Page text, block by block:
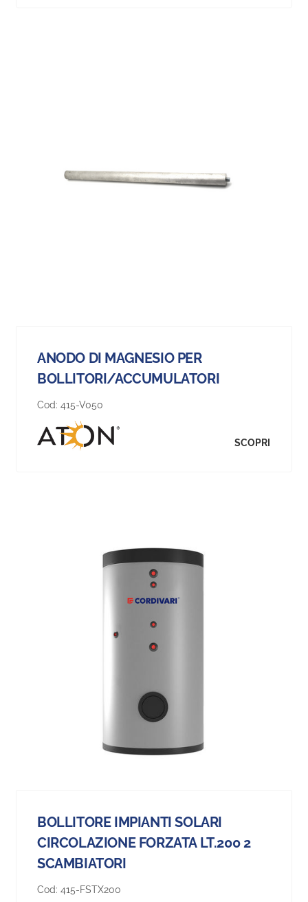
ANODO DI MAGNESIO PER
BOLLITORI/ACCUMULATORI
Cod: 415-V050
SCOPRI
BOLLITORE IMPIANTI SOLARI
CIRCOLAZIONE FORZATA LT.200 2
SCAMBIATORI
Cod: 415-FSTX200